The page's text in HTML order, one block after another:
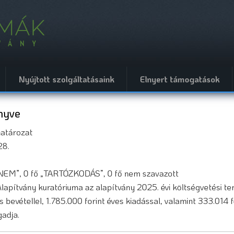
Nyújtott szolgáltatásaink Elnyert támogatások
0 fő „TARTÓZKODÁS”, 0 fő nem szavazott
kuratóriuma az alapítvány 2025. évi költségvetési
bevétellel, 1.785.000 forint éves kiadással, valamint 333.014